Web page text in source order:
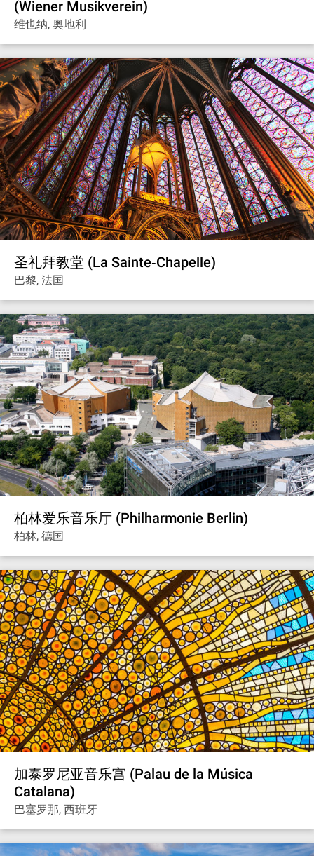
(Wiener Musikverein)
维也纳, 奥地利
圣礼拜教堂 (La Sainte‐Chapelle)
巴黎, 法国
柏林爱乐音乐厅 (Philharmonie Berlin)
柏林, 德国
加泰罗尼亚音乐宫 (Palau de la Música
Catalana)
巴塞罗那, 西班牙